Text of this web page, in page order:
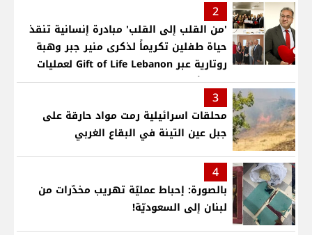
2
'من القلب إلى القلب' مبادرة إنسانية تنقذ
حياة طفلين تكريماً لذكرى منير جبر وهبة
روتارية عبر Gift of Life Lebanon لعمليات
قلب لأطفال في مستشفى حمود الجامعي
3
محلقات اسرائيلية رمت مواد حارقة على
جبل عين التينة في البقاع الغربي
4
بالصورة: إحباط عمليّة تهريب مخدّرات من
لبنان إلى السعوديّة!